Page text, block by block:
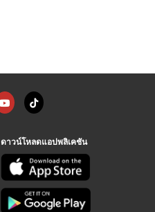
ดาวน์โหลดแอปพลิเคชัน